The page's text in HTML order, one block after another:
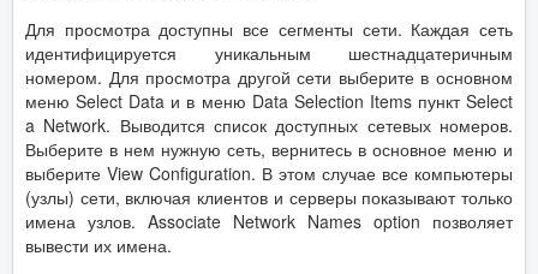
Для просмотра доступны все сегменты сети. Каждая сеть
идентифицируется уникальным шестнадцатеричным
номером. Для просмотра другой сети выберите в основном
меню Select Data и в меню Data Selection Items пункт Select
a Network. Выводится список доступных сетевых номеров.
Выберите в нем нужную сеть, вернитесь в основное меню и
выберите View Configuration. В этом случае все компьютеры
(узлы) сети, включая клиентов и серверы показывают только
имена узлов. Associate Network Names option позволяет
вывести их имена.